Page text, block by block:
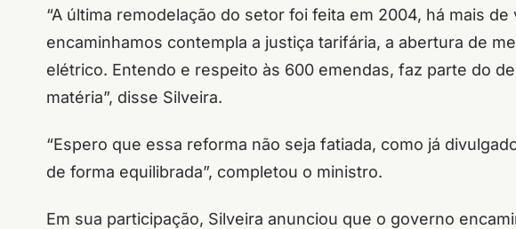
“A última remodelação do setor foi feita em 2004, há mais
encaminhamos contempla a justiça tarifária, a abertura de
elétrico. Entendo e respeito às 600 emendas, faz parte do
matéria”, disse Silveira.
“Espero que essa reforma não seja fatiada, como já
de forma equilibrada”, completou o ministro.
Em sua participação, Silveira anunciou que o governo